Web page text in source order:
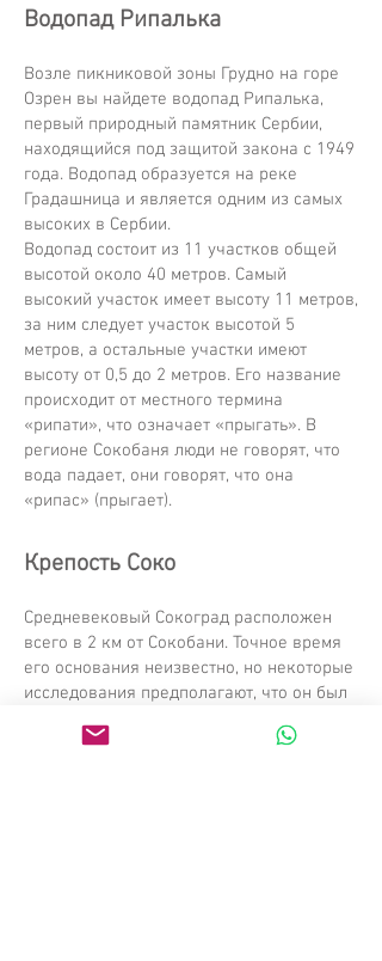
Водопад Рипалька
Возле пикниковой зоны Грудно на горе
Озрен вы найдете водопад Рипалька,
первый природный памятник Сербии,
находящийся под защитой закона с 1949
года. Водопад образуется на реке
Градашница и является одним из самых
высоких в Сербии.
Водопад состоит из 11 участков общей
высотой около 40 метров. Самый
высокий участок имеет высоту 11 метров,
за ним следует участок высотой 5
метров, а остальные участки имеют
высоту от 0,5 до 2 метров. Его название
происходит от местного термина
«рипати», что означает «прыгать». В
регионе Сокобаня люди не говорят, что
вода падает, они говорят, что она
«рипас» (прыгает).
Крепость Соко​
Средневековый Сокоград расположен
всего в 2 км от Сокобани. Точное время
его основания неизвестно, но некоторые
исследования предполагают, что он был
императора Юстиниана как крепость для